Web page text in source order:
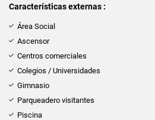
Características externas :
Área Social
Ascensor
Centros comerciales
Colegios / Universidades
Gimnasio
Parqueadero visitantes
Piscina